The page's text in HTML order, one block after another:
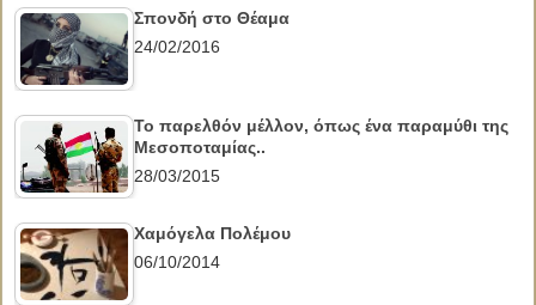
Σπονδή στο Θέαμα
24/02/2016
Το παρελθόν μέλλον, όπως ένα παραμύθι της
Μεσοποταμίας..
28/03/2015
Χαμόγελα Πολέμου
06/10/2014